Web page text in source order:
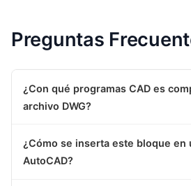
Preguntas
¿Con qué programas CAD es
archivo DWG?
¿Cómo se inserta este bloque en
AutoCAD?